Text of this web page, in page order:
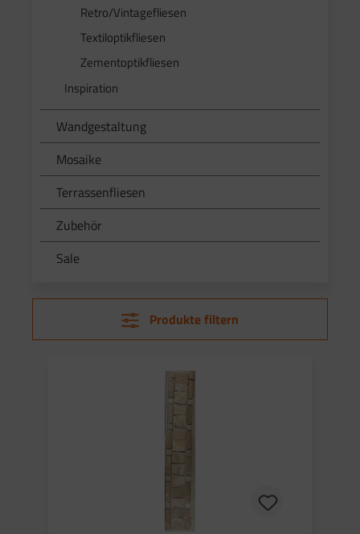
Retro/Vintagefliesen
Textiloptikfliesen
Zementoptikfliesen
Inspiration
Wandgestaltung
Mosaike
Terrassenfliesen
Zubehör
Sale
Produkte filtern